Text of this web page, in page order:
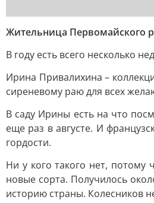
Жительница Первомайского
В году есть всего несколько
Ирина Привалихина –
сиреневому раю для всех
В саду Ирины есть на что
еще раз в августе. И
гордости.
Ни у кого такого нет,
новые сорта. Получилось
историю страны. Колесников